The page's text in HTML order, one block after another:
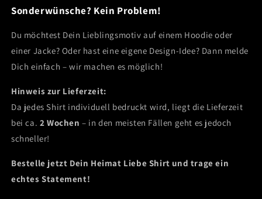
Sonderwünsche? Kein Problem!
Du möchtest Dein Lieblingsmotiv auf einem Hoodie oder
einer Jacke? Oder hast eine eigene Design-Idee? Dann melde
Dich einfach – wir machen es möglich!
Hinweis zur Lieferzeit:
Da jedes Shirt individuell bedruckt wird, liegt die Lieferzeit
bei ca. 2 Wochen – in den meisten Fällen geht es jedoch
schneller!
Bestelle jetzt Dein Heimat Liebe Shirt und trage ein
echtes Statement!